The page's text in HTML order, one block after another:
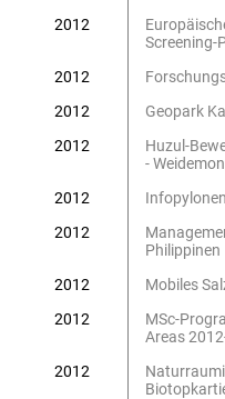
2012
Screening-
2012
2012
Geopark
2012
Huzul-
-
2012
2012
Philippinen
2012
Mobiles
2012
MSc-
Areas
2012